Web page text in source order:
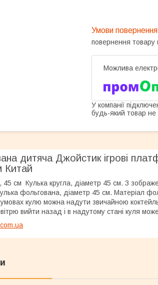
повернення товару
У компанії
будь-який товар
дитяча Джойстик ігрові
Китай
см Кулька кругла, діаметр 45 см. З
фольгована, діаметр 45 см. Матеріал
кулю можна надути звичайною
вийти назад і в надутому стані куля може